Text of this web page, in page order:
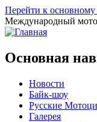
Перейти к
Международный
Основная
Новости
Байк-шоу
Русские
Галерея